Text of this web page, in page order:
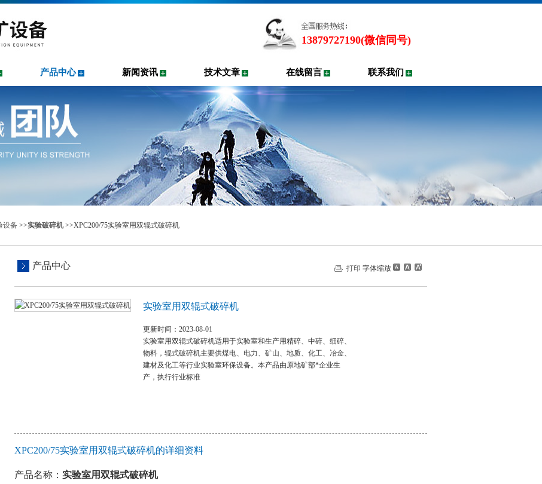
13879727190(微信同号)
产品中心 新闻资讯 技术文章 在线留言 联系我们
设备 >>实验破碎机>>XPC200/75实验室用双辊式破碎机
产品中心 打印 字体缩放
实验室用双辊式破碎机
更新时间：2023-08-01
实验室用双辊式破碎机适用于实验室和生产用精碎、中碎、细碎、
物料，辊式破碎机主要供煤电、电力、矿山、地质、化工、冶金、
建材及化工等行业实验室环保设备。本产品由原地矿部*企业生
产，执行行业标准
XPC200/75实验室用双辊式破碎机的详细资料
产品名称： 实验室用双辊式破碎机